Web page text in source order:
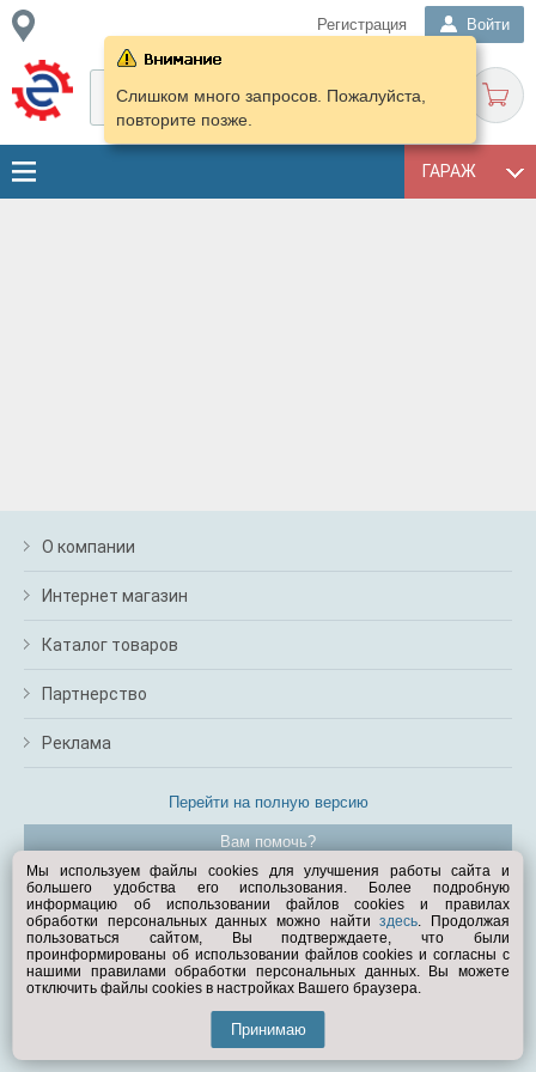
Регистрация Войти
ГАРАЖ
Слишком много запросов. Пожалуйста,
повторите позже.
О компании
Интернет магазин
Каталог товаров
Партнерство
Реклама
Перейти на полную версию
Вам помочь?
© Exist.ru 1998—2026
Мы используем файлы cookies для улучшения работы сайта и
большего удобства его использования. Более подробную
информацию об использовании файлов cookies и правилах
обработки персональных данных можно найтиздесь. Продолжая
пользоваться сайтом, Вы подтверждаете, что были
проинформированы об использовании файлов cookies и согласны с
нашими правилами обработки персональных данных. Вы можете
отключить файлы cookies в настройках Вашего браузера.
Принимаю